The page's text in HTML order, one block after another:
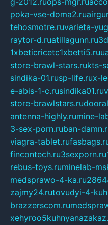
poka-vse-doma2.ru
tehosmotre.ruvarieta-
raytor-d.ruatillagunn.ru
1xbeticricetc1xbetti5.ru
store-brawl-stars.rukts-
sindika-01.rusp-life.rux-
e-abis-1-c.rusindika01.ru
store-brawlstars.ru
antenna-highly.rumine-
3-sex-porn.ruban-
viagra-tablet.ru
fincontech.ru3sexporn.ru
rebus-toys.ruminelab-
medsprawo-4-ka.ru
zajmy24.rutovudyi-4-
brazzerscom.ru